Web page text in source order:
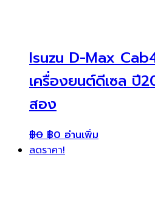
Isuzu D-Max
เครื่องยนต์ดีเซล ปี
สอง
฿0 ฿0 อ่านเพิ่ม
ลดราคา!